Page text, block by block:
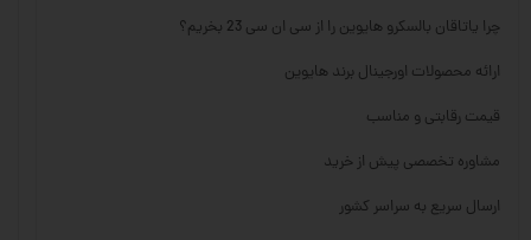
چرا یاتاقان بالسکرو هایوین را از سی ان سی 23 بخریم؟
ارائه محصولات اورجینال برند هایوین
قیمت رقابتی و مناسب
مشاوره تخصصی پیش از خرید
ارسال سریع به سراسر کشور